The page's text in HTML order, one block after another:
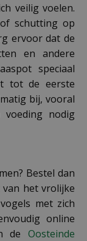
veilig voelen.
schutting op
ervoor dat de
en andere
speciaal
tot de eerste
bij, vooral
nodig
Bestel dan
het vrolijke
met zich
online
de Oosteinde